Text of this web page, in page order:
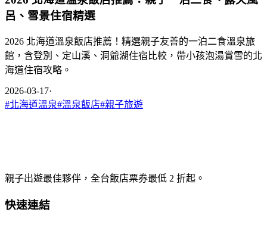
呂、雪景住宿精選
2026 北海道溫泉飯店推薦！精選親子友善的一泊二食溫泉旅
館，含登別、定山溪、洞爺湖住宿比較，帶小孩泡湯賞雪的北
海道住宿攻略。
2026-03-17·
#北海道溫泉#溫泉飯店#親子旅遊
親子出遊最佳夥伴，全台飯店票券最低 2 折起。
快速連結